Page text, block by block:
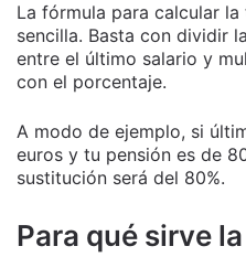
La fórmula para calcular
sencilla. Basta con dividir
entre el último salario y
con el porcentaje.
A modo de ejemplo, si
euros y tu pensión es de
sustitución será del 80%.
Para qué sirve